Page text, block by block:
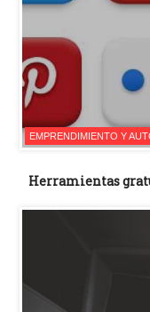
EMPRENDIMIENTO Y
Herramientas